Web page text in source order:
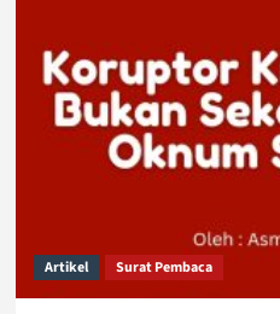
Keberagaman
Atau
Hanya
Penyimpangan?
Artikel Surat Pembaca